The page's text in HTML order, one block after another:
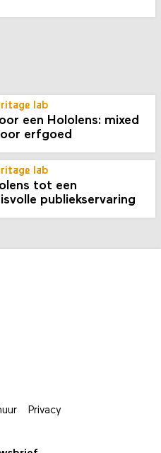
lab
een Hololens: mixed
erfgoed
lab
tot een
publiekservaring
Privacy